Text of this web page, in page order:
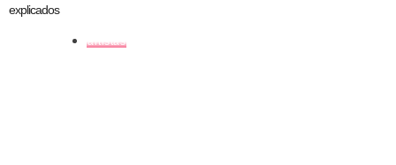
explicados
artistas